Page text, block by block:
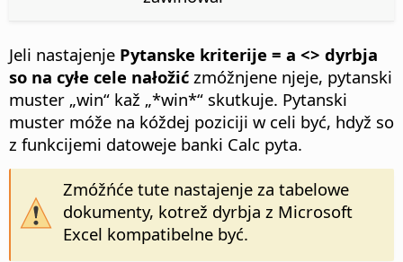
Jeli nastajenje Pytanske kriterije = a <> dyrbja
so na cyłe cele nałožić zmóžnjene njeje, pytanski
muster „win“ kaž „*win*“ skutkuje. Pytanski
muster móže na kóždej poziciji w celi być, hdyž so
z funkcijemi datoweje banki Calc pyta.
Zmóžńće tute nastajenje za tabelowe
dokumenty, kotrež dyrbja z Microsoft
Excel kompatibelne być.